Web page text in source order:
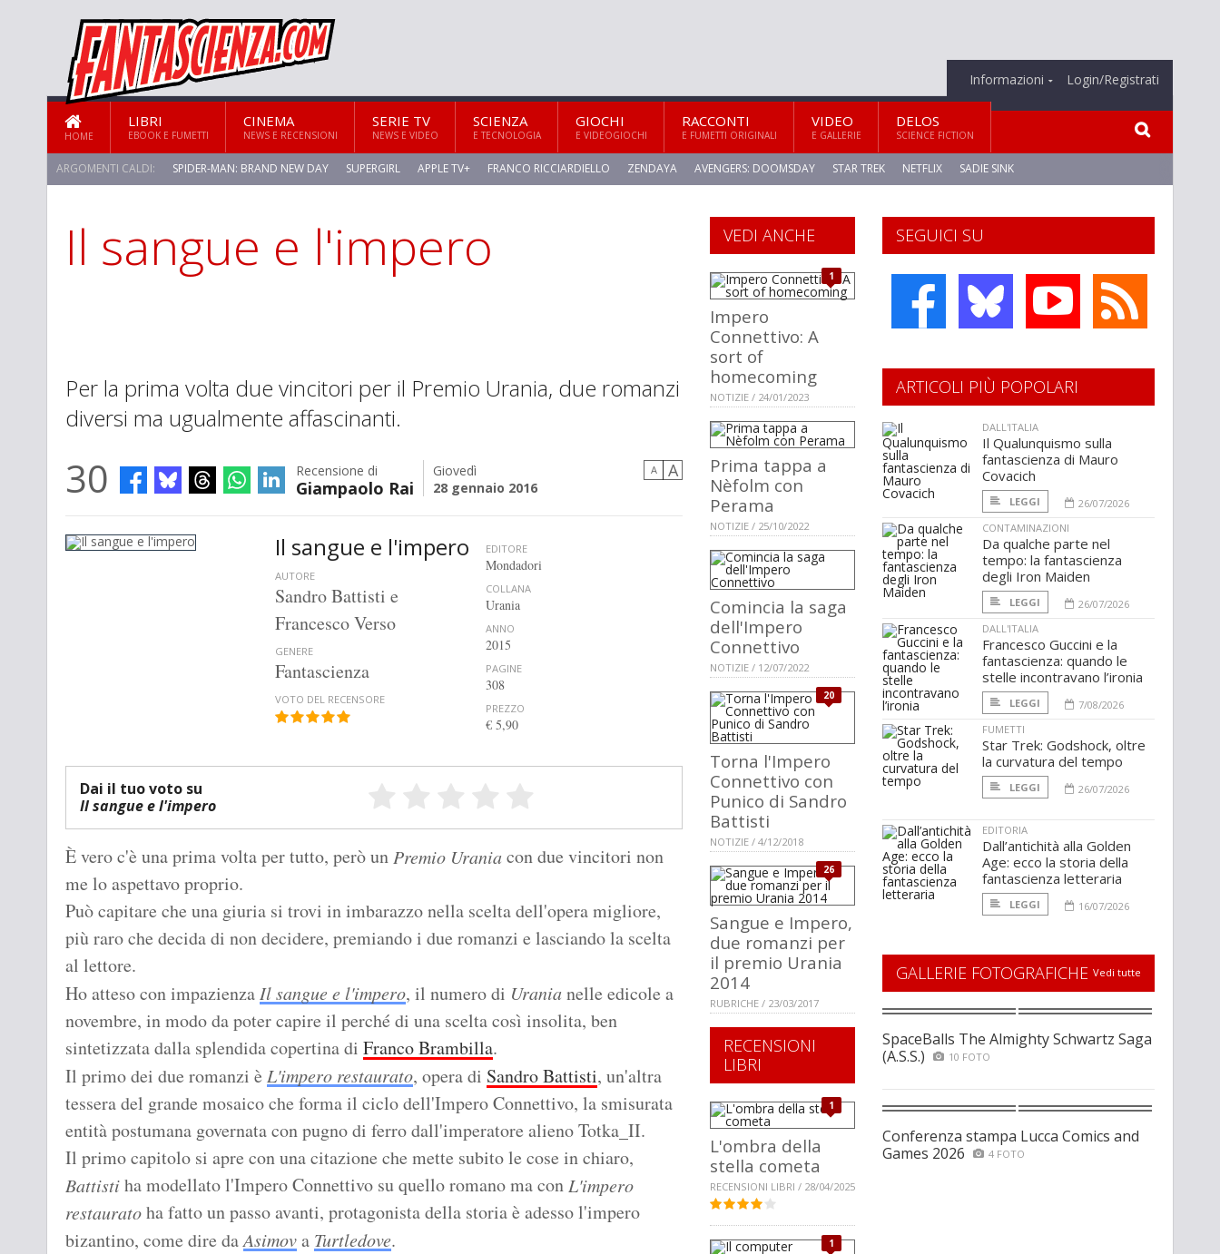
Informazioni Login/Registrati
HOME
LIBRI
EBOOK E FUMETTI
CINEMA
NEWS E RECENSIONI
SERIE TV
NEWS E VIDEO
SCIENZA
E TECNOLOGIA
GIOCHI
E VIDEOGIOCHI
RACCONTI
E FUMETTI ORIGINALI
VIDEO
E GALLERIE
DELOS
SCIENCE FICTION
ARGOMENTI CALDI: SPIDER-MAN: BRAND NEW DAY SUPERGIRL APPLE TV+ FRANCO RICCIARDIELLO ZENDAYA AVENGERS: DOOMSDAY STAR TREK NETFLIX SADIE SINK
STAR TREK: STRANGE NEW WORLDS
Il sangue e l'impero
Per la prima volta due vincitori per il Premio Urania, due romanzi
diversi ma ugualmente affascinanti.
30 Recensione di
Giampaolo Rai
Giovedì
28 gennaio 2016
A A
Il sangue e l'impero
AUTORE
Sandro Battisti e
Francesco Verso
GENERE
Fantascienza
VOTO DEL RECENSORE
EDITORE
Mondadori
COLLANA
Urania
ANNO
2015
PAGINE
308
PREZZO
€ 5,90
Dai il tuo voto su
Il sangue e l'impero
È vero c'è una prima volta per tutto, però unPremio Uraniacon due vincitori non
me lo aspettavo proprio.
Può capitare che una giuria si trovi in imbarazzo nella scelta dell'opera migliore,
più raro che decida di non decidere, premiando i due romanzi e lasciando la scelta
al lettore.
Ho atteso con impazienzaIl sangue e l'impero, il numero di Uranianelle edicole a
novembre, in modo da poter capire il perché di una scelta così insolita, ben
sintetizzata dalla splendida copertina di Franco Brambilla.
Il primo dei due romanzi è L'impero restaurato, opera di Sandro Battisti, un'altra
tessera del grande mosaico che forma il ciclo dell'Impero Connettivo, la smisurata
entità postumana governata con pugno di ferro dall'imperatore alieno Totka_II.
Il primo capitolo si apre con una citazione che mette subito le cose in chiaro,
Battistiha modellato l'Impero Connettivo su quello romano ma conL'impero
restauratoha fatto un passo avanti, protagonista della storia è adesso l'impero
bizantino, come dire daAsimova Turtledove.
SEGUICI SU
VEDI ANCHE
1
Impero
Connettivo: A
sort of
homecoming
NOTIZIE / 24/01/2023
Prima tappa a
Nèfolm con
Perama
NOTIZIE / 25/10/2022
Comincia la saga
dell'Impero
Connettivo
NOTIZIE / 12/07/2022
20
Torna l'Impero
Connettivo con
Punico di Sandro
Battisti
NOTIZIE / 4/12/2018
26
Sangue e Impero,
due romanzi per
il premio Urania
2014
RUBRICHE / 23/03/2017
RECENSIONI
LIBRI
1
L'ombra della
stella cometa
RECENSIONI LIBRI / 28/04/2025
1
ARTICOLI PIÙ POPOLARI
DALL'ITALIA
Il Qualunquismo sulla
fantascienza di Mauro
Covacich
LEGGI
26/07/2026
CONTAMINAZIONI
Da qualche parte nel
tempo: la fantascienza
degli Iron Maiden
LEGGI
26/07/2026
DALL'ITALIA
Francesco Guccini e la
fantascienza: quando le
stelle incontravano l’ironia
LEGGI
7/08/2026
FUMETTI
Star Trek: Godshock, oltre
la curvatura del tempo
LEGGI 26/07/2026
EDITORIA
Dall’antichità alla Golden
Age: ecco la storia della
fantascienza letteraria
LEGGI 16/07/2026
GALLERIE FOTOGRAFICHE Vedi tutte
SpaceBalls The Almighty Schwartz Saga
(A.S.S.)
10 FOTO
Conferenza stampa Lucca Comics and
Games 2026
4 FOTO